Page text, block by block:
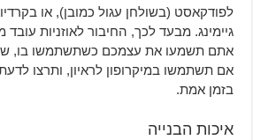
לפודקאסט (בשולחן עגול כמובן), או
גיימינג. מבעד לכך, החיבור לאוזניות עובד
אתם תשמעו את עצמכם כשתשתמשו בו, שזה
אם תשתמשו במיקרופון לראיון, ותרצו
בזמן אמת.
איכות הבנייה